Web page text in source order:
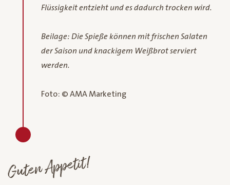
Flüssigkeit entzieht und es dadurch trocken wird.
Beilage: Die Spieße können mit frischen Salaten
der Saison und knackigem Weißbrot serviert
werden.
Foto: © AMA Marketing
Guten Appetit!